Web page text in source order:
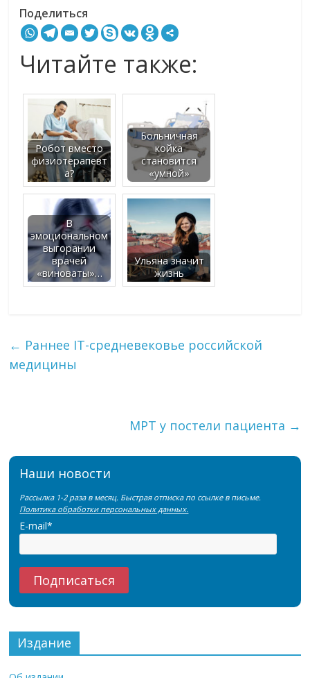
Поделиться
Читайте также:
Робот вместо
физиотерапевт
а?
Больничная
койка
становится
«умной»
В
эмоциональном
выгорании
врачей
«виноваты»…
Ульяна значит
жизнь
← Раннее IT-средневековье российской
медицины
МРТ у постели пациента →
Наши новости
Рассылка 1-2 раза в месяц. Быстрая отписка по ссылке в письме.
Политика обработки персональных данных.
E-mail*
Издание